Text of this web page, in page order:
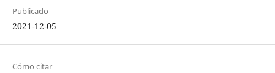
Publicado
2021-12-05
Cómo citar